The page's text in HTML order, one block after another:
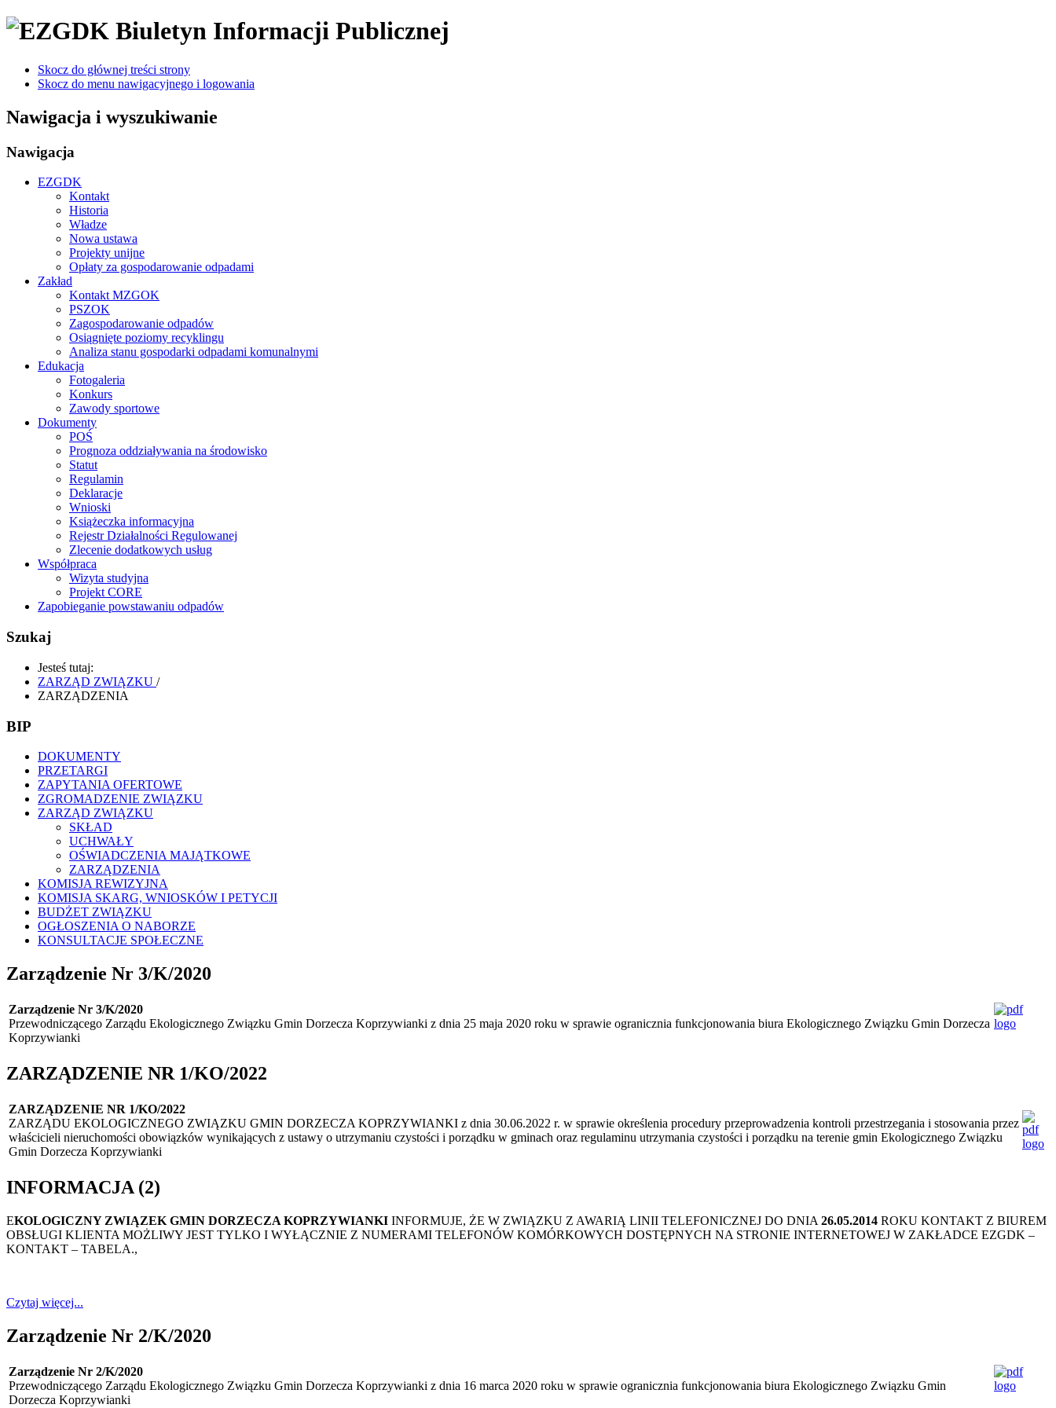
Biuletyn Informacji Publicznej
Skocz do głównej treści strony
Skocz do menu nawigacyjnego i logowania
Nawigacja i wyszukiwanie
Nawigacja
EZGDK
Kontakt
Historia
Władze
Nowa ustawa
Projekty unijne
Opłaty za gospodarowanie odpadami
Zakład
Kontakt MZGOK
PSZOK
Zagospodarowanie odpadów
Osiągnięte poziomy recyklingu
Analiza stanu gospodarki odpadami komunalnymi
Edukacja
Fotogaleria
Konkurs
Zawody sportowe
Dokumenty
POŚ
Prognoza oddziaływania na środowisko
Statut
Regulamin
Deklaracje
Wnioski
Książeczka informacyjna
Rejestr Działalności Regulowanej
Zlecenie dodatkowych usług
Współpraca
Wizyta studyjna
Projekt CORE
Zapobieganie powstawaniu odpadów
Szukaj
Jesteś tutaj:
ZARZĄD ZWIĄZKU /
ZARZĄDZENIA
BIP
DOKUMENTY
PRZETARGI
ZAPYTANIA OFERTOWE
ZGROMADZENIE ZWIĄZKU
ZARZĄD ZWIĄZKU
SKŁAD
UCHWAŁY
OŚWIADCZENIA MAJĄTKOWE
ZARZĄDZENIA
KOMISJA REWIZYJNA
KOMISJA SKARG, WNIOSKÓW I PETYCJI
BUDŻET ZWIĄZKU
OGŁOSZENIA O NABORZE
KONSULTACJE SPOŁECZNE
Zarządzenie Nr 3/K/2020
Zarządzenie Nr 3/K/2020
Przewodniczącego Zarządu Ekologicznego Związku Gmin Dorzecza Koprzywianki z dnia 25 maja 2020 roku w sprawie ogranicznia funkcjonowania biura Ekologicznego Związku Gmin Dorzecza
Koprzywianki
ZARZĄDZENIE NR 1/KO/2022
ZARZĄDZENIE NR 1/KO/2022
ZARZĄDU EKOLOGICZNEGO ZWIĄZKU GMIN DORZECZA KOPRZYWIANKI z dnia 30.06.2022 r. w sprawie określenia procedury przeprowadzenia kontroli przestrzegania i stosowania przez
właścicieli nieruchomości obowiązków wynikających z ustawy o utrzymaniu czystości i porządku w gminach oraz regulaminu utrzymania czystości i porządku na terenie gmin Ekologicznego Związku
Gmin Dorzecza Koprzywianki
INFORMACJA (2)
EKOLOGICZNY ZWIĄZEK GMIN DORZECZA KOPRZYWIANKI INFORMUJE, ŻE W ZWIĄZKU Z AWARIĄ LINII TELEFONICZNEJ DO DNIA 26.05.2014 ROKU KONTAKT Z BIUREM
OBSŁUGI KLIENTA MOŻLIWY JEST TYLKO I WYŁĄCZNIE Z NUMERAMI TELEFONÓW KOMÓRKOWYCH DOSTĘPNYCH NA STRONIE INTERNETOWEJ W ZAKŁADCE EZGDK –
KONTAKT – TABELA.,
Czytaj więcej...
Zarządzenie Nr 2/K/2020
Zarządzenie Nr 2/K/2020
Przewodniczącego Zarządu Ekologicznego Związku Gmin Dorzecza Koprzywianki z dnia 16 marca 2020 roku w sprawie ogranicznia funkcjonowania biura Ekologicznego Związku Gmin
Dorzecza Koprzywianki